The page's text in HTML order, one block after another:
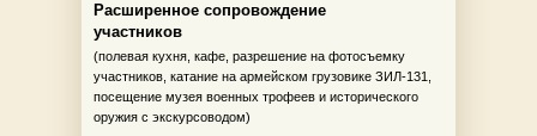
Расширенное сопровождение
участников
(полевая кухня, кафе, разрешение на фотосъемку
участников, катание на армейском грузовике ЗИЛ-131,
посещение музея военных трофеев и исторического
оружия с экскурсоводом)